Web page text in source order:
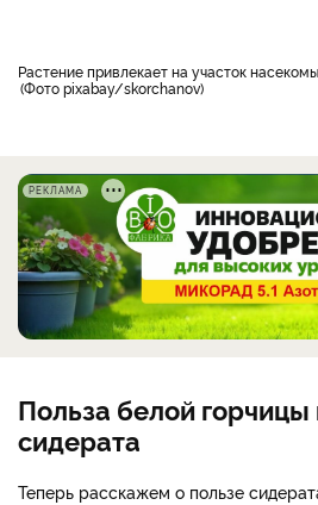
Растение привлекает на участок
Фото pixabay/skorchanov
РЕКЛАМА
Польза белой горчицы
сидерата
Теперь расскажем о пользе